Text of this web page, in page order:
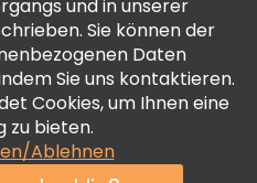
und in unserer
Sie können der
Daten
Sie uns kontaktieren.
Cookies, um Ihnen eine
zu bieten.
Ablehnen